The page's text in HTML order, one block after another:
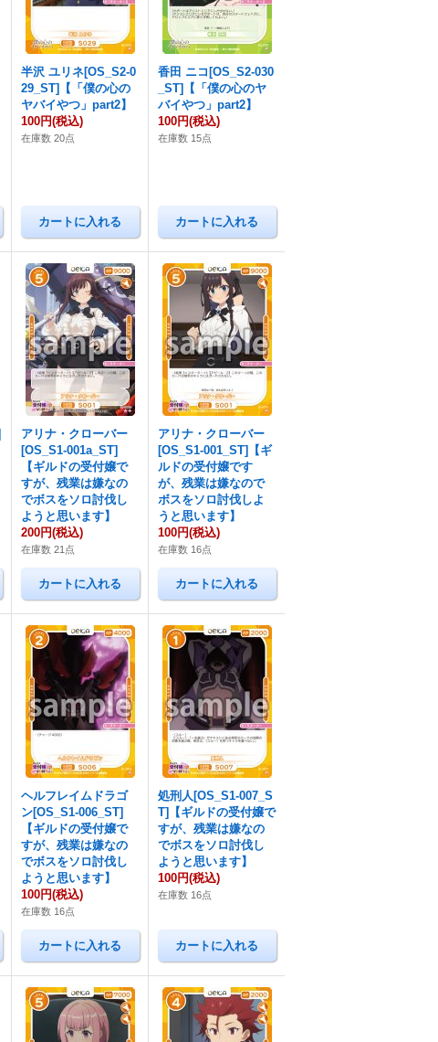
半沢 ユリネ[OS_S2-0
29_ST]【「僕の心の
ヤバイやつ」part2】
100円(税込)
在庫数 20点
香田 ニコ[OS_S2-030
_ST]【「僕の心のヤ
バイやつ」part2】
100円(税込)
在庫数 15点
アリナ・クローバー
[OS_S1-001a_ST]
【ギルドの受付嬢で
すが、残業は嫌なの
でボスをソロ討伐し
ようと思います】
200円(税込)
在庫数 21点
アリナ・クローバー
[OS_S1-001_ST]【ギ
ルドの受付嬢です
が、残業は嫌なので
ボスをソロ討伐しよ
うと思います】
100円(税込)
在庫数 16点
ヘルフレイムドラゴ
ン[OS_S1-006_ST]
【ギルドの受付嬢で
すが、残業は嫌なの
でボスをソロ討伐し
ようと思います】
100円(税込)
在庫数 16点
処刑人[OS_S1-007_S
T]【ギルドの受付嬢で
すが、残業は嫌なの
でボスをソロ討伐し
ようと思います】
100円(税込)
在庫数 16点